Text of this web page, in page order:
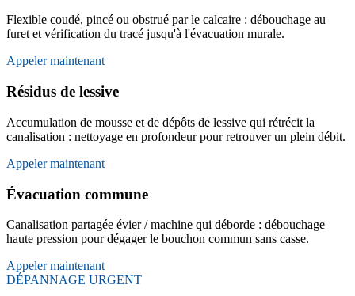
Flexible coudé, pincé ou obstrué par le calcaire : débouchage au
furet et vérification du tracé jusqu'à l'évacuation murale.
Appeler maintenant
Résidus de lessive
Accumulation de mousse et de dépôts de lessive qui rétrécit la
canalisation : nettoyage en profondeur pour retrouver un plein débit.
Appeler maintenant
Évacuation commune
Canalisation partagée évier / machine qui déborde : débouchage
haute pression pour dégager le bouchon commun sans casse.
Appeler maintenant
DÉPANNAGE URGENT